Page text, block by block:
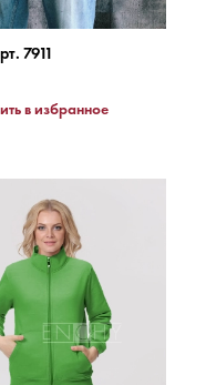
7911
в избранное